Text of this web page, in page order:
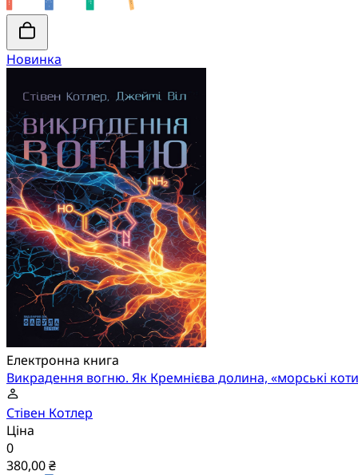
Новинка
Електронна книга
Викрадення вогню. Як Кремнієва долина, «морські
Стівен Котлер
Ціна
0
380,00 ₴